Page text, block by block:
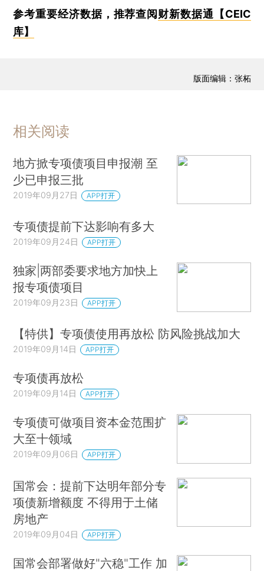
参考重要经济数据，推荐查阅 财新数据通【CEIC
库】
版面编辑：张柘
相关阅读
地方掀专项债项目申报潮 至
少已申报三批
2019年09月27日 APP打开
专项债提前下达影响有多大
2019年09月24日 APP打开
独家|两部委要求地方加快上
报专项债项目
2019年09月23日 APP打开
【特供】专项债使用再放松 防风险挑战加大
2019年09月14日 APP打开
专项债再放松
2019年09月14日 APP打开
专项债可做项目资本金范围扩
大至十领域
2019年09月06日 APP打开
国常会：提前下达明年部分专
项债新增额度 不得用于土储
房地产
2019年09月04日 APP打开
国常会部署做好"六稳"工作 加